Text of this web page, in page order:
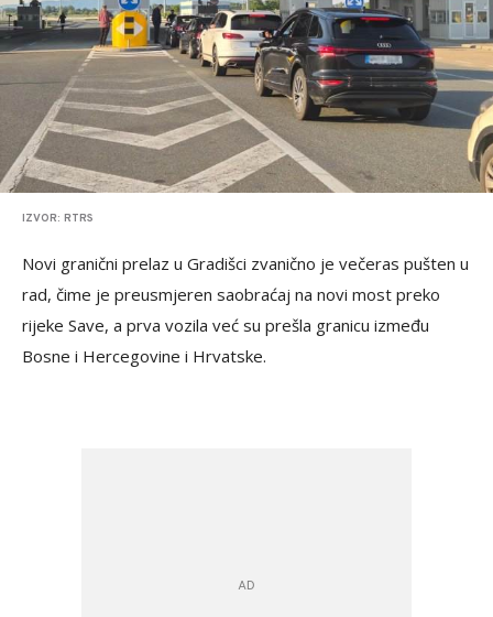
IZVOR: RTRS
Novi granični prelaz u Gradišci zvanično je večeras pušten u
rad, čime je preusmjeren saobraćaj na novi most preko
rijeke Save, a prva vozila već su prešla granicu između
Bosne i Hercegovine i Hrvatske.